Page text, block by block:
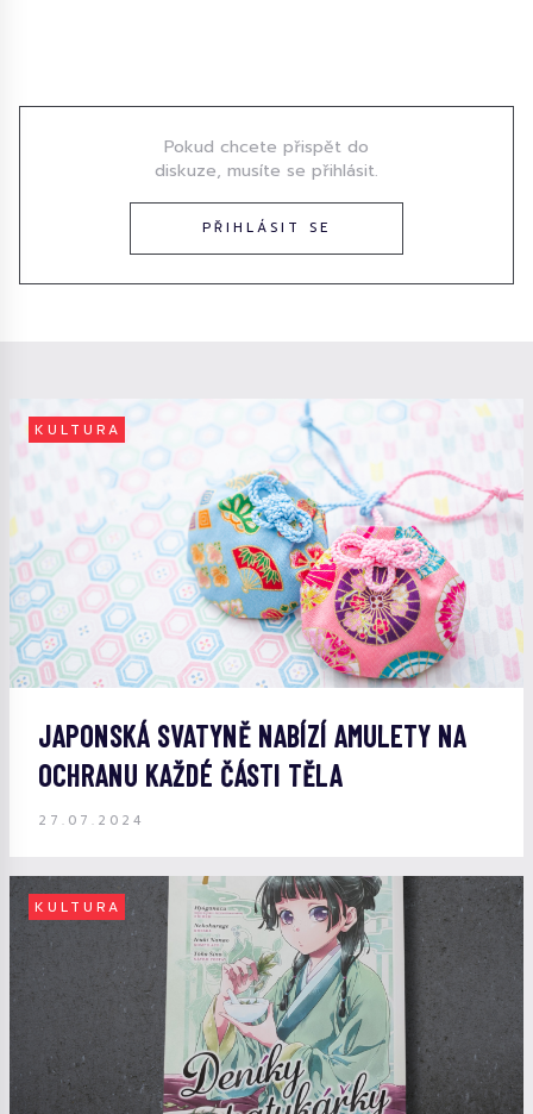
Pokud chcete přispět do
diskuze, musíte se přihlásit.
PŘIHLÁSIT SE
KULTURA
JAPONSKÁ SVATYNĚ NABÍZÍ AMULETY NA
OCHRANU KAŽDÉ ČÁSTI TĚLA
27.07.2024
KULTURA